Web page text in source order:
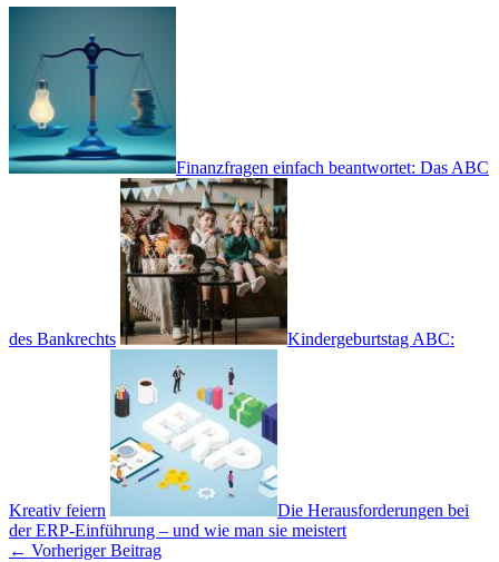
Finanzfragen einfach beantwortet: Das ABC
des Bankrechts Kindergeburtstag ABC:
Kreativ feiern
Die Herausforderungen bei
der ERP-Einführung – und wie man sie meistert
← Vorheriger Beitrag